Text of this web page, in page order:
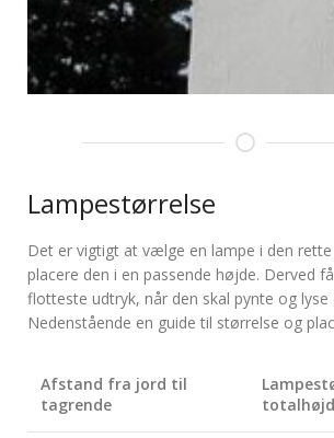
Lampestørrelse
Det er vigtigt at vælge en lampe i den
placere den i en passende højde. Derved
flotteste udtryk, når den skal pynte og lyse
Nedenstående en guide til størrelse og
Afstand fra jord til
tagrende